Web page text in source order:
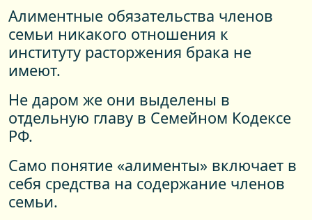
Алиментные обязательства членов
семьи никакого отношения к
институту расторжения брака не
имеют.
Не даром же они выделены в
отдельную главу в Семейном Кодексе
РФ.
Само понятие «алименты» включает в
себя средства на содержание членов
семьи.